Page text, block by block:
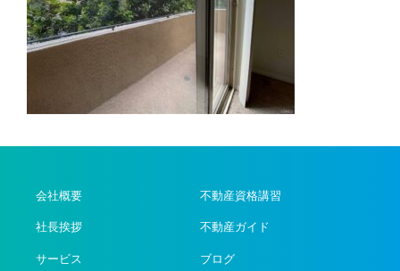
会社概要
社長挨拶
サービス
不動産資格講習
不動産ガイド
ブログ